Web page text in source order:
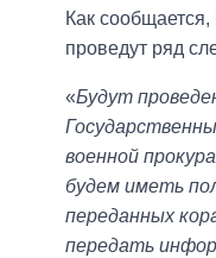
Как
проведут ряд
«Будут
военной
будем иметь
переданных
передать